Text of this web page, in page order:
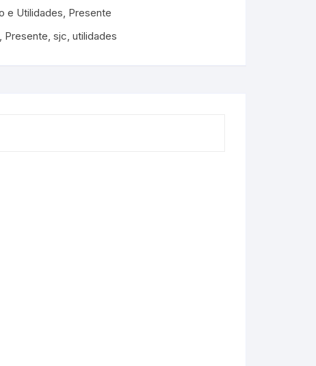
e Utilidades, Presente
, Presente, sjc, utilidades